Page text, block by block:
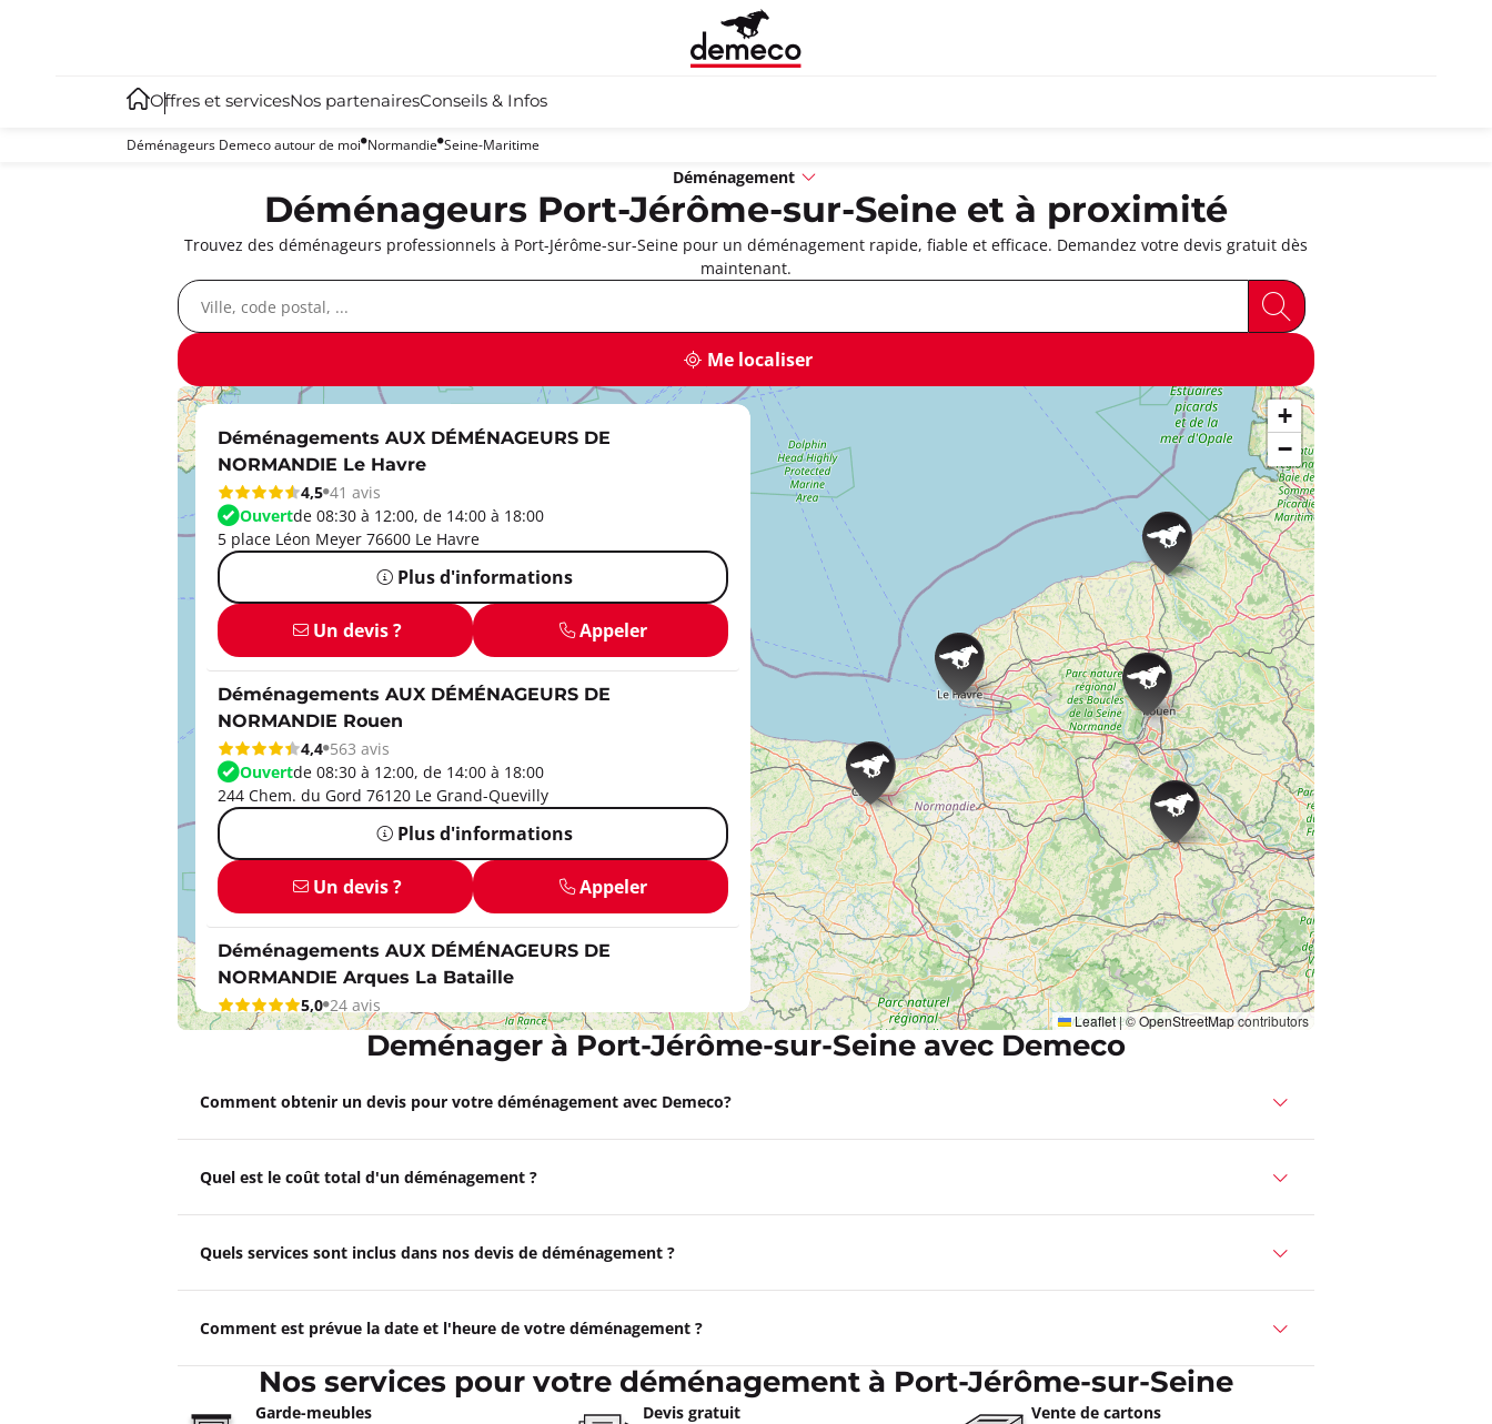
Offres et servicesNos partenairesConseils & Infos
Déménageurs Demeco autour de moi Normandie Seine-Maritime
Déménagement
Déménageurs Port-Jérôme-sur-Seine et à proximité
Trouvez des déménageurs professionnels à Port-Jérôme-sur-Seine pour un déménagement rapide, fiable et efficace. Demandez votre devis gratuit dès
maintenant.
Me localiser
Déménagements AUX DÉMÉNAGEURS DE
NORMANDIE Le Havre
4,5 41 avis
Ouvertde 08:30 à 12:00, de 14:00 à 18:00
5 place Léon Meyer 76600 Le Havre
Plus d'informations
Un devis ? Appeler
Déménagements AUX DÉMÉNAGEURS DE
NORMANDIE Rouen
4,4 563 avis
Ouvertde 08:30 à 12:00, de 14:00 à 18:00
244 Chem. du Gord 76120 Le Grand-Quevilly
Plus d'informations
Un devis ? Appeler
Déménagements AUX DÉMÉNAGEURS DE
NORMANDIE Arques La Bataille
5,0 24 avis
Ouvertde 08:30 à 12:00, de 14:00 à 18:00
6 rue Verdier Monetti 76880 Arques-La-Bataille
Plus d'informations
Un devis ? Appeler
Déménagements AUX DÉMÉNAGEURS DE
4,3 25 avis
Ouvertde 08:30 à 12:00, de 14:00 à 18:00
Un devis ? Appeler
+
−
Leaflet|©OpenStreetMapcontributors
Deménager à Port-Jérôme-sur-Seine avec Demeco
Comment obtenir un devis pour votre déménagement avec Demeco?
Quel est le coût total d'un déménagement ?
Quels services sont inclus dans nos devis de déménagement ?
Comment est prévue la date et l'heure de votre déménagement ?
Nos services pour votre déménagement à Port-Jérôme-sur-Seine
Garde-meubles
Devis gratuit
Vente de cartons